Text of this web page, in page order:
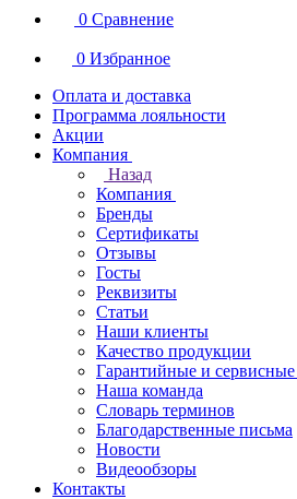
0 Сравнение
0 Избранное
Оплата и доставка
Программа лояльности
Акции
Компания
Назад
Компания
Бренды
Сертификаты
Отзывы
Госты
Реквизиты
Статьи
Наши клиенты
Качество продукции
Гарантийные и сервисные
Наша команда
Словарь терминов
Благодарственные письма
Новости
Видеообзоры
Контакты